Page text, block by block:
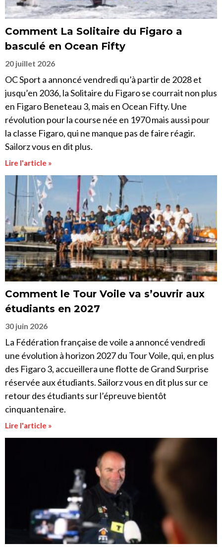
Comment La Solitaire du Figaro a
basculé en Ocean Fifty
20 juillet 2026
OC Sport a annoncé vendredi qu’à partir de 2028 et
jusqu’en 2036, la Solitaire du Figaro se courrait non plus
en Figaro Beneteau 3, mais en Ocean Fifty. Une
révolution pour la course née en 1970 mais aussi pour
la classe Figaro, qui ne manque pas de faire réagir.
Sailorz vous en dit plus.
Lire l'article »
Comment le Tour Voile va s’ouvrir aux
étudiants en 2027
30 juin 2026
La Fédération française de voile a annoncé vendredi
une évolution à horizon 2027 du Tour Voile, qui, en plus
des Figaro 3, accueillera une flotte de Grand Surprise
réservée aux étudiants. Sailorz vous en dit plus sur ce
retour des étudiants sur l’épreuve bientôt
cinquantenaire.
Lire l'article »